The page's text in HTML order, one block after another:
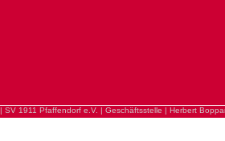
| SV 1911 Pfaffendorf e.V. | Geschäftsstelle | Herbert